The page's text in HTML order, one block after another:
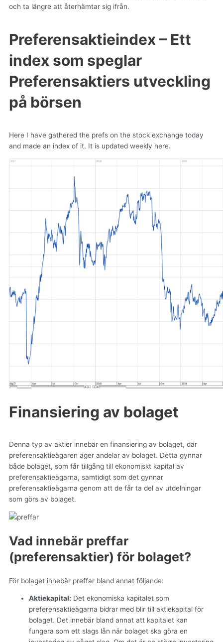
och ta längre att återhämtar sig ifrån.
Preferensaktieindex – Ett
index som speglar
Preferensaktiers utveckling
på börsen
Here I have gathered the prefs on the stock exchange today
and made an index of it. It is updated weekly here.
Finansiering av bolaget
Denna typ av aktier innebär en finansiering av bolaget, där
preferensaktieägaren äger andelar av bolaget. Detta gynnar
både bolaget, som får tillgång till ekonomiskt kapital av
preferensaktieägarna, samtidigt som det gynnar
preferensaktieägarna genom att de får ta del av utdelningar
som görs av bolaget.
Vad innebär preffar
(preferensaktier) för bolaget?
För bolaget innebär preffar bland annat följande:
Aktiekapital: Det ekonomiska kapitalet som
preferensaktieägarna bidrar med blir till aktiekapital för
bolaget. Det innebär bland annat att kapitalet kan
fungera som ett slags lån när bolaget ska göra en